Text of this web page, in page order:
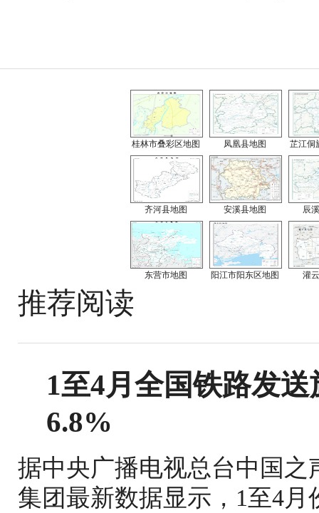
桂林市叠彩区地图 凤凰县地图 芷江侗
齐河县地图 安溪县地图 辰
东营市地图 阳江市阳东区地图 灌
推荐阅读
1至4月全国铁路发
6.8%
据中央广播电视总台中国
集团最新数据显示，1至4月